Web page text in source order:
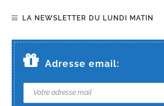
LA NEWSLETTER DU LUNDI MATIN
Adresse email: